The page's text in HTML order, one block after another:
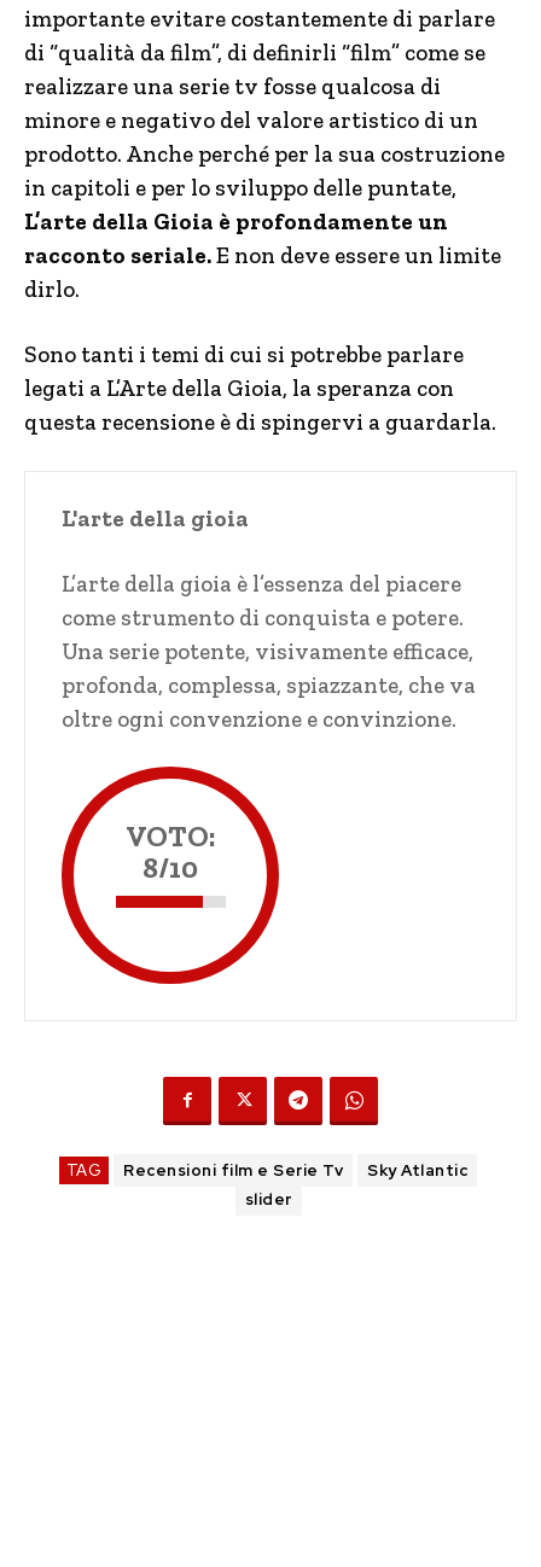
importante evitare costantemente di parlare
di “qualità da film”, di definirli “film” come se
realizzare una serie tv fosse qualcosa di
minore e negativo del valore artistico di un
prodotto. Anche perché per la sua costruzione
in capitoli e per lo sviluppo delle puntate,
L’arte della Gioia è profondamente un
racconto seriale.E non deve essere un limite
dirlo.
Sono tanti i temi di cui si potrebbe parlare
legati a L’Arte della Gioia, la speranza con
questa recensione è di spingervi a guardarla.
L'arte della gioia
L’arte della gioia è l’essenza del piacere
come strumento di conquista e potere.
Una serie potente, visivamente efficace,
profonda, complessa, spiazzante, che va
oltre ogni convenzione e convinzione.
VOTO:
8/10
TAG Recensioni film e Serie Tv
Sky Atlantic
slider